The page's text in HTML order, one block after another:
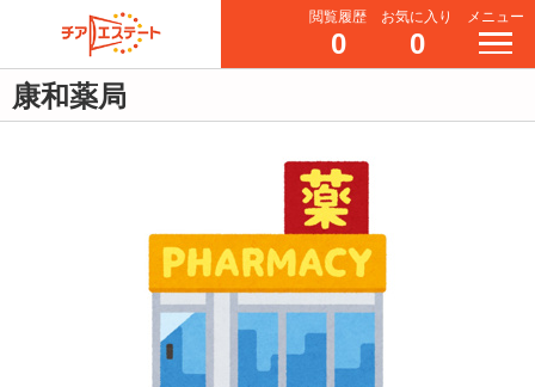
閲覧履歴
0
お気に入り
0
メニュー
康和薬局